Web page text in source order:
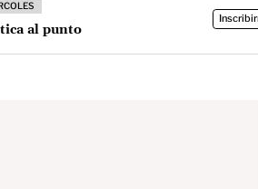
al punto